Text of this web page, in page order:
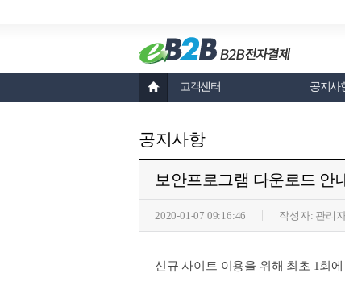
고객센터 공지사
공지사항
보안프로그램 다운로드 안
2020-01-07 09:16:46 작성자: 관리
신규 사이트 이용을 위해 최초 1회